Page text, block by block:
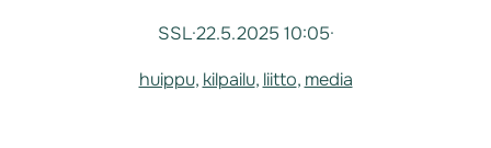
SSL·22.5.2025 10:05·
huippu, kilpailu, liitto, media